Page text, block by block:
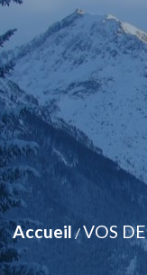
Accueil/VOS